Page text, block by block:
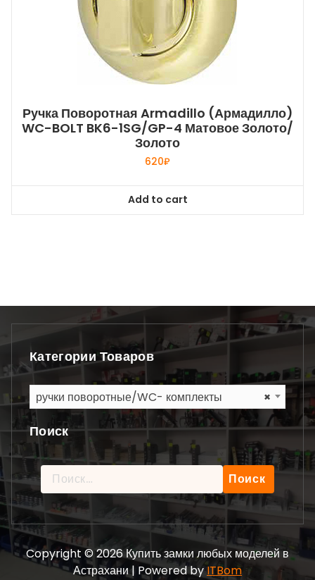
Ручка Поворотная Armadillo (Армадилло)
WC-BOLT BK6-1SG/GP-4 Матовое Золото/
Золото
620₽
Add to cart
Категории Товаров
×
ручки поворотные/WC- комплекты
Поиск
Найти:
Copyright © 2026 Купить замки любых моделей в
Астрахани | Powered byITBom